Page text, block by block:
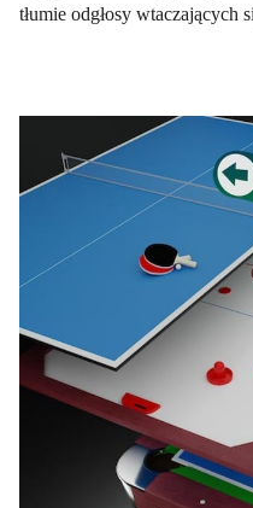
tłumie odgłosy wtaczających